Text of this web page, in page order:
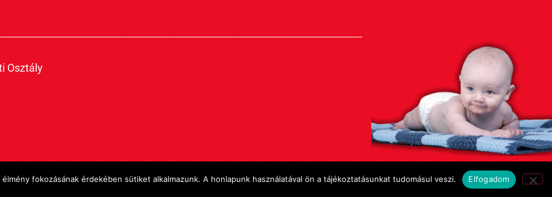
Osztály
fokozásának érdekében sütiket alkalmazunk. A honlapunk használatával ön a tájékoztatásunkat tudomásul veszi. Elfogadom